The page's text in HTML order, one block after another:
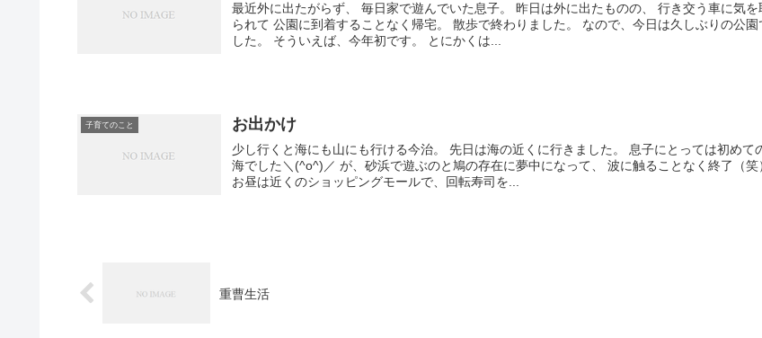
最近外に出たがらず、 毎日家で遊んでいた息子。 昨日は外に出たものの、 行き交う車に気を取
られて 公園に到着することなく帰宅。 散歩で終わりました。 なので、今日は久しぶりの公園で
した。 そういえば、今年初です。 とにかくは...
子育てのこと お出かけ
少し行くと海にも山にも行ける今治。 先日は海の近くに行きました。 息子にとっては初めての
海でした＼(^o^)／ が、砂浜で遊ぶのと鳩の存在に夢中になって、 波に触ることなく終了（笑）
お昼は近くのショッピングモールで、回転寿司を...
重曹生活